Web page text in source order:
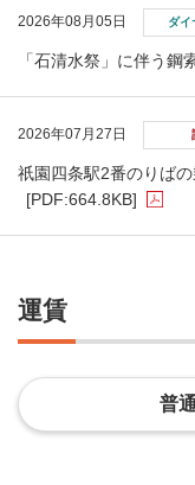
2026年08月05日 ダイ
「石清水祭」に伴う鋼
2026年07月27日
祇󠄀園四条駅2番のりば
[PDF:664.8KB]
運賃
普